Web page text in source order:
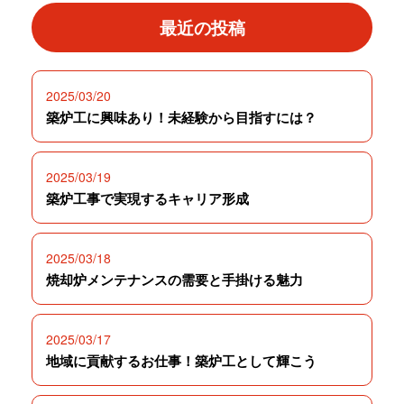
最近の投稿
2025/03/20
築炉工に興味あり！未経験から目指すには？
2025/03/19
築炉工事で実現するキャリア形成
2025/03/18
焼却炉メンテナンスの需要と手掛ける魅力
2025/03/17
地域に貢献するお仕事！築炉工として輝こう